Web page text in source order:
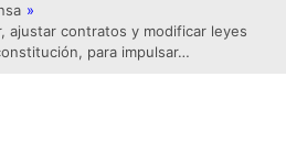
»
ajustar contratos y modificar leyes
para impulsar…